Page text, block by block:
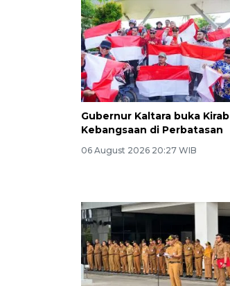
Gubernur Kaltara buka Kirab
Kebangsaan di Perbatasan
06 August 2026 20:27 WIB